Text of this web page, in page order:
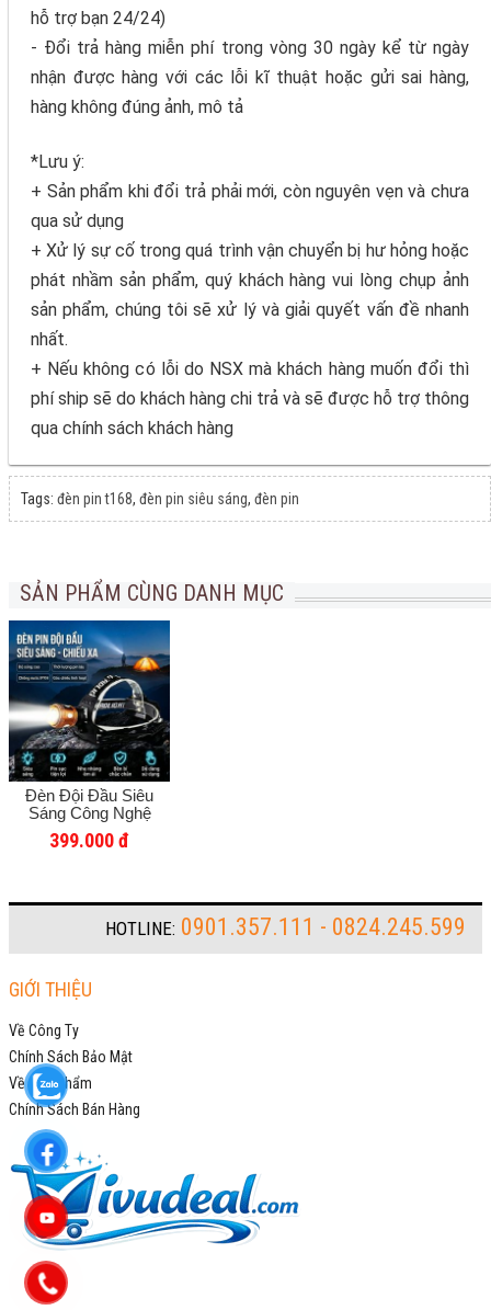
hỗ trợ bạn 24/24)
- Đổi trả hàng miễn phí trong vòng 30 ngày kể từ ngày
nhận được hàng với các lỗi kĩ thuật hoặc gửi sai hàng,
hàng không đúng ảnh, mô tả
*Lưu ý:
+ Sản phẩm khi đổi trả phải mới, còn nguyên vẹn và chưa
qua sử dụng
+ Xử lý sự cố trong quá trình vận chuyển bị hư hỏng hoặc
phát nhầm sản phẩm, quý khách hàng vui lòng chụp ảnh
sản phẩm, chúng tôi sẽ xử lý và giải quyết vấn đề nhanh
nhất.
+ Nếu không có lỗi do NSX mà khách hàng muốn đổi thì
phí ship sẽ do khách hàng chi trả và sẽ được hỗ trợ thông
qua chính sách khách hàng
Tags: đèn pin t168, đèn pin siêu sáng, đèn pin
SẢN PHẨM CÙNG DANH MỤC
Đèn Đội Đầu Siêu
Sáng Công Nghệ
Đức, Cảm Biến Thông
Minh, Ánh Sáng
Đêm, Soi Ếch Bắt Cá,
Pin Lithium
399.000 đ
HOTLINE: 0901.357.111 - 0824.245.599
GIỚI THIỆU
Về Công Ty
Chính Sách Bảo Mật
Về Sản Phẩm
Chính Sách Bán Hàng